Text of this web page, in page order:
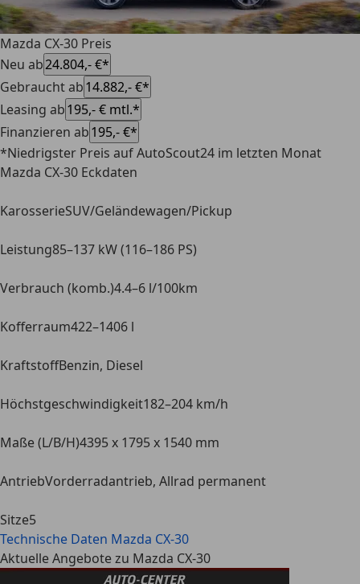
Mazda CX-30 Preis
Neu ab24.804,- €*
Gebraucht ab14.882,- €*
Leasing ab195,- € mtl.*
Finanzieren ab195,- €*
*Niedrigster Preis auf AutoScout24 im letzten Monat
Mazda CX-30 Eckdaten
KarosserieSUV/Geländewagen/Pickup
Leistung85–137 kW (116–186 PS)
Verbrauch (komb.)4.4–6 l/100km
Kofferraum422–1406 l
KraftstoffBenzin, Diesel
Höchstgeschwindigkeit182–204 km/h
Maße (L/B/H)4395 x 1795 x 1540 mm
AntriebVorderradantrieb, Allrad permanent
Sitze5
Technische Daten Mazda CX-30
Aktuelle Angebote zu Mazda CX-30